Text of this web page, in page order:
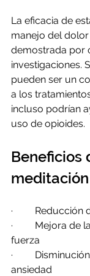
La eficacia de
manejo del
demostrada por
investigaciones.
pueden ser un
a los
incluso podrían
uso de opioides.
Beneficios
meditación
·
·         Mejora
fuerza
·
ansiedad